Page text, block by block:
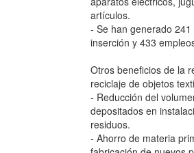
artículos.
- Se han generado
inserción y 433
Otros beneficios de la
reciclaje de objetos
- Reducción del
depositados en
residuos.
- Ahorro de materia